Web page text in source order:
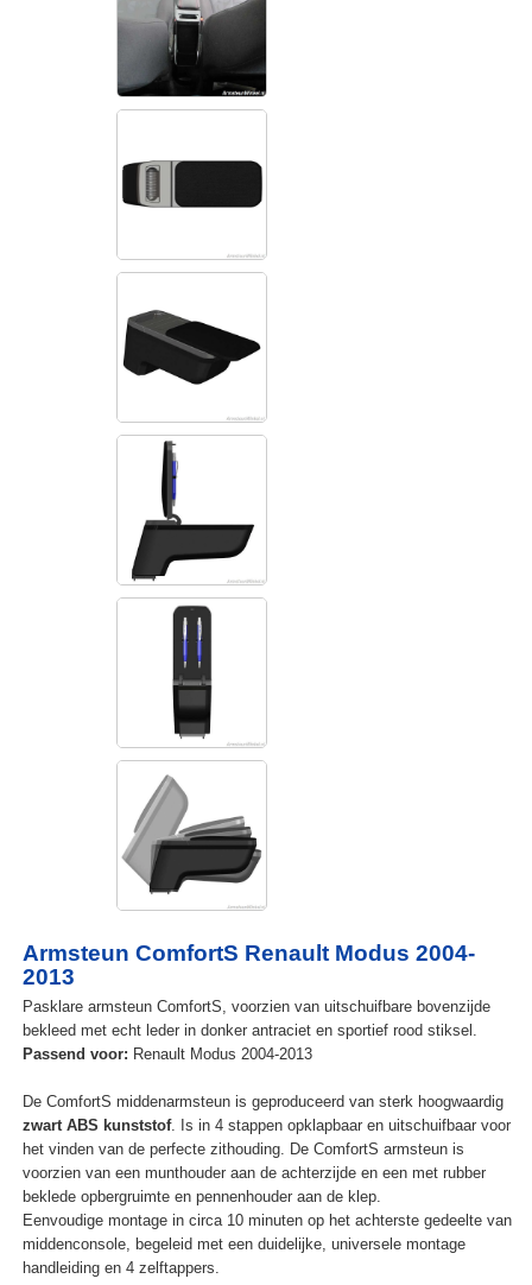
Armsteun ComfortS Renault Modus 2004-
2013
Pasklare armsteun ComfortS, voorzien van uitschuifbare bovenzijde
bekleed met echt leder in donker antraciet en sportief rood stiksel.
Passend voor: Renault Modus 2004-2013
De ComfortS middenarmsteun is geproduceerd van sterk hoogwaardig
zwart ABS kunststof. Is in 4 stappen opklapbaar en uitschuifbaar voor
het vinden van de perfecte zithouding. De ComfortS armsteun is
voorzien van een munthouder aan de achterzijde en een met rubber
beklede opbergruimte en pennenhouder aan de klep.
Eenvoudige montage in circa 10 minuten op het achterste gedeelte van
middenconsole, begeleid met een duidelijke, universele montage
handleiding en 4 zelftappers.